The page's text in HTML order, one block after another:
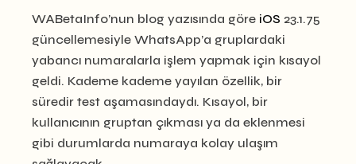
WABetaInfo’nun blog yazısında göre iOS 23.1.75
güncellemesiyle WhatsApp’a gruplardaki
yabancı numaralarla işlem yapmak için kısayol
geldi. Kademe kademe yayılan özellik, bir
süredir test aşamasındaydı. Kısayol, bir
kullanıcının gruptan çıkması ya da eklenmesi
gibi durumlarda numaraya kolay ulaşım